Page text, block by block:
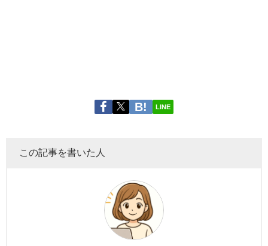
LINE
この記事を書いた人